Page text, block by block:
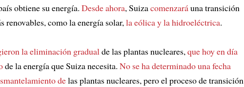
obtiene su energía. Desde ahora, Suizacomenzaráuna transición
renovables, como la energía solar,la eólica y la hidroeléctrica.
la eliminación gradualde las plantas nucleares,que hoy en día
de la energía que Suiza necesita. No se ha determinadouna fecha
delas plantas nucleares, pero el proceso de transición